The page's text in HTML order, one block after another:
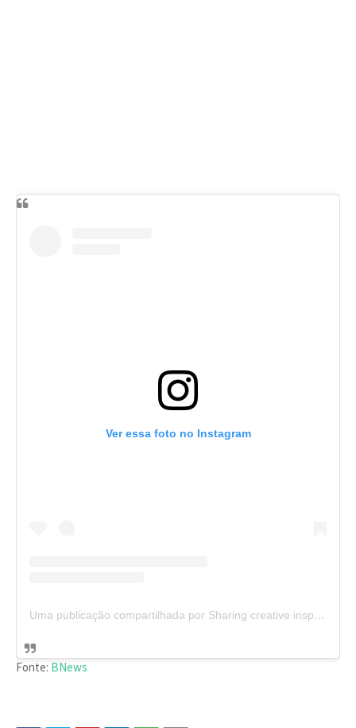
Ver essa foto no Instagram
Uma publicação compartilhada por Sharing creative inspiration (@creative.punch)
Fonte: BNews